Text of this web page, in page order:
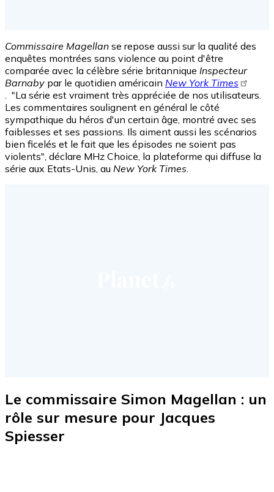
Commissaire Magellan se repose aussi sur la qualité des
enquêtes montrées sans violence au point d'être
comparée avec la célèbre série britannique Inspecteur
Barnaby par le quotidien américain New York Times
. "La série est vraiment très appréciée de nos utilisateurs.
Les commentaires soulignent en général le côté
sympathique du héros d'un certain âge, montré avec ses
faiblesses et ses passions. Ils aiment aussi les scénarios
bien ficelés et le fait que les épisodes ne soient pas
violents", déclare MHz Choice, la plateforme qui diffuse la
série aux Etats-Unis, au New York Times
Le commissaire Simon Magellan : un
rôle sur mesure pour Jacques
Spiesser